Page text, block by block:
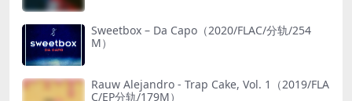
Sweetbox – Da Capo（2020/FLAC/分轨/254
M）
Rauw Alejandro - Trap Cake, Vol. 1（2019/FLA
C/EP分轨/179M）